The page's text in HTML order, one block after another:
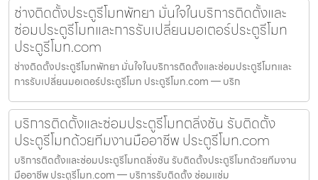
ช่างติดตั้งประตูรีโมทพัทยา มั่นใจในบริการติดตั้งและ
ซ่อมประตูรีโมทและการรับเปลี่ยนมอเตอร์ประตูรีโมท
ประตูรีโมท.com
ช่างติดตั้งประตูรีโมทพัทยา มั่นใจในบริการติดตั้งและซ่อมประตูรีโมทและ
การรับเปลี่ยนมอเตอร์ประตูรีโมท ประตูรีโมท.com — บริก
บริการติดตั้งและซ่อมประตูรีโมทตลิ่งชัน รับติดตั้ง
ประตูรีโมทด้วยทีมงานมืออาชีพ ประตูรีโมท.com
บริการติดตั้งและซ่อมประตูรีโมทตลิ่งชัน รับติดตั้งประตูรีโมทด้วยทีมงาน
มืออาชีพ ประตูรีโมท.com — บริการรับติดตั้ง ซ่อมแซ่ม